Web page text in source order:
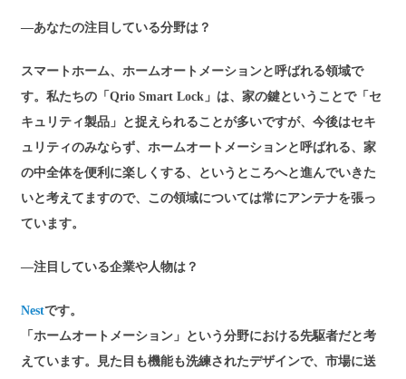
―あなたの注目している分野は？
スマートホーム、ホームオートメーションと呼ばれる領域で
す。私たちの「Qrio Smart Lock」は、家の鍵ということで「セ
キュリティ製品」と捉えられることが多いですが、今後はセキ
ュリティのみならず、ホームオートメーションと呼ばれる、家
の中全体を便利に楽しくする、というところへと進んでいきた
いと考えてますので、この領域については常にアンテナを張っ
ています。
―注目している企業や人物は？
Nestです。
「ホームオートメーション」という分野における先駆者だと考
えています。見た目も機能も洗練されたデザインで、市場に送